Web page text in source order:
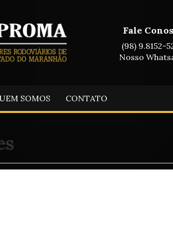
Fale
(98) 9.8152-
Nosso
SOMOS CONTATO